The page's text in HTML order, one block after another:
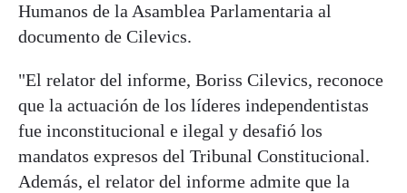
Humanos de la Asamblea Parlamentaria al
documento de Cilevics.
"El relator del informe, Boriss Cilevics, reconoce
que la actuación de los líderes independentistas
fue inconstitucional e ilegal y desafió los
mandatos expresos del Tribunal Constitucional.
Además, el relator del informe admite que la